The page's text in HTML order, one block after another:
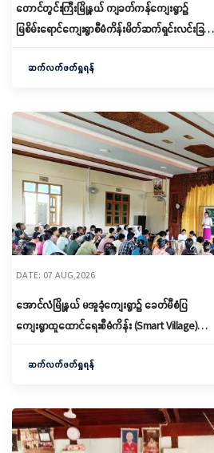
တောင်တွင်းကြီးမြို့နယ် ကျခတ်ကန်ကျေးရွာ၌
မြစိမ်းရောင်ကျေးရွာစီမံကိန်းမိတ်ဆက်ရှင်းလင်းခြင်း
ဆက်လက်ဖတ်ရှုရန်
DATE: 07 AUG,2026
အောင်လံမြို့နယ် မအူခုံကျေးရွာ၌ ခေတ်မီစံပြ
ကျေးရွာထူထောင်ရေးစီမံကိန်း (Smart Village)
ဆက်လက်ဖတ်ရှုရန်